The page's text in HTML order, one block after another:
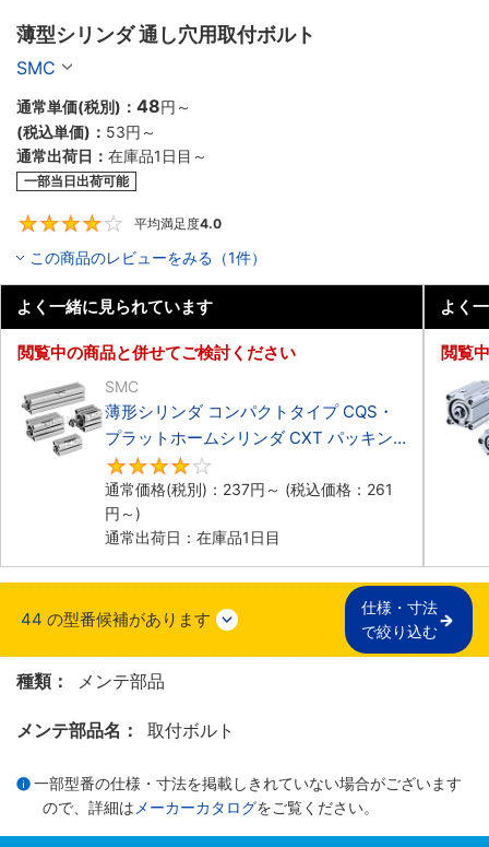
薄型シリンダ 通し穴用取付ボルト
SMC
通常単価(税別)： 48円 ～
(税込単価)： 53円 ～
通常出荷日： 在庫品1日目～
一部当日出荷可能
平均満足度4.0
この商品のレビューをみる（1件）
よく一緒に見られています
閲覧中の商品と併せてご検討ください
SMC
薄形シリンダ コンパクトタイプ CQS・
プラットホームシリンダ CXT パッキン
セット
通常価格(税別)： 237円 ～ (税込価格： 261
円 ～)
通常出荷日：在庫品1日目
よく
閲覧
44 の型番候補があります
仕様・寸法
で絞り込む
種類： メンテ部品
メンテ部品名： 取付ボルト
一部型番の仕様・寸法を掲載しきれていない場合がございます
ので、詳細は メーカーカタログをご覧ください。